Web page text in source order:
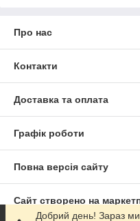
Про нас
Контакти
Доставка та оплата
Графік роботи
Повна версія сайту
Сайт створено на
Добрий день! Зараз